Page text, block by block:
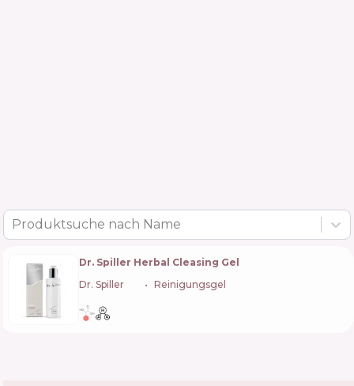
Produktsuche nach Name
Dr. Spiller Herbal Cleasing Gel
Dr. Spiller
Reinigungsgel